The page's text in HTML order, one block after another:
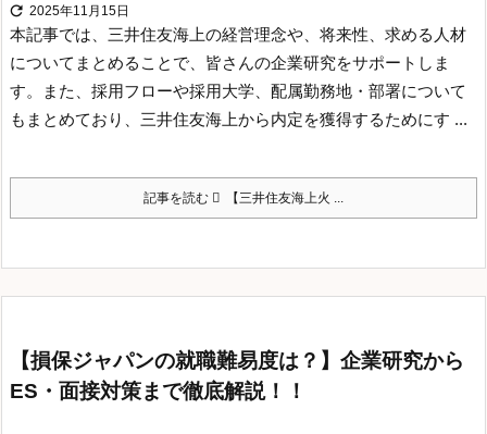
 2025年11月15日
本記事では、三井住友海上の経営理念や、将来性、求める人材
についてまとめることで、皆さんの企業研究をサポートしま
す。
また、採用フローや採用大学、配属勤務地・部署について
もまとめており、三井住友海上から内定を獲得するためにす ...
記事を読む 【三井住友海上火 ...
【損保ジャパンの就職難易度は？】企業研究から
ES・面接対策まで徹底解説！！